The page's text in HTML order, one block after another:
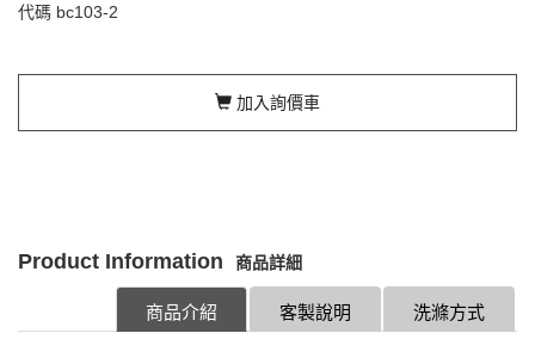
代碼 bc103-2
加入詢價車
Product Information 商品詳細
洗滌方式
客製說明
商品介紹